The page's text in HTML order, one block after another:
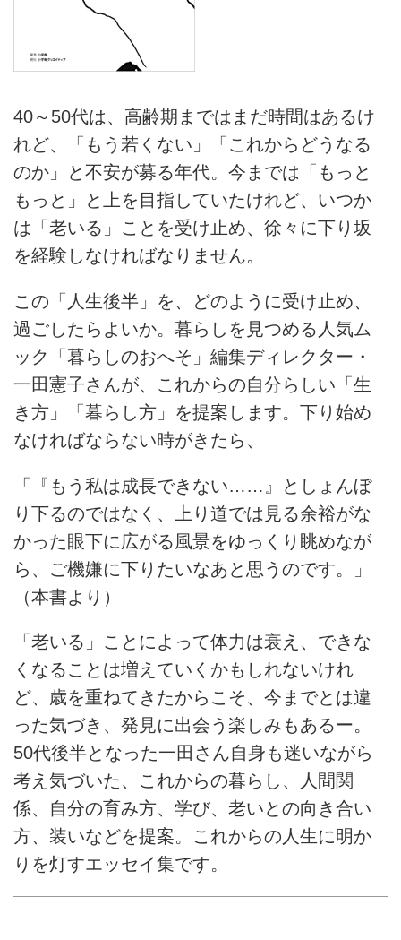
40～50代は、高齢期まではまだ時間はあるけ
れど、「もう若くない」「これからどうなる
のか」と不安が募る年代。今までは「もっと
もっと」と上を目指していたけれど、いつか
は「老いる」ことを受け止め、徐々に下り坂
を経験しなければなりません。
この「人生後半」を、どのように受け止め、
過ごしたらよいか。暮らしを見つめる人気ム
ック「暮らしのおへそ」編集ディレクター・
一田憲子さんが、これからの自分らしい「生
き方」「暮らし方」を提案します。下り始め
なければならない時がきたら、
「『もう私は成長できない……』としょんぼ
り下るのではなく、上り道では見る余裕がな
かった眼下に広がる風景をゆっくり眺めなが
ら、ご機嫌に下りたいなあと思うのです。」
（本書より）
「老いる」ことによって体力は衰え、できな
くなることは増えていくかもしれないけれ
ど、歳を重ねてきたからこそ、今までとは違
った気づき、発見に出会う楽しみもあるー。
50代後半となった一田さん自身も迷いながら
考え気づいた、これからの暮らし、人間関
係、自分の育み方、学び、老いとの向き合い
方、装いなどを提案。これからの人生に明か
りを灯すエッセイ集です。